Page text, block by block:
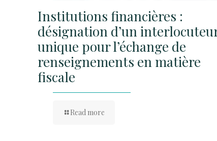
Institutions financières :
désignation d’un
unique pour l’échange de
renseignements en matière
fiscale
Read more